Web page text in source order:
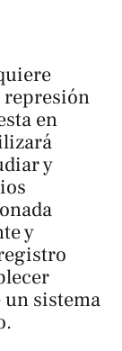
represión
en
y
y
sistema